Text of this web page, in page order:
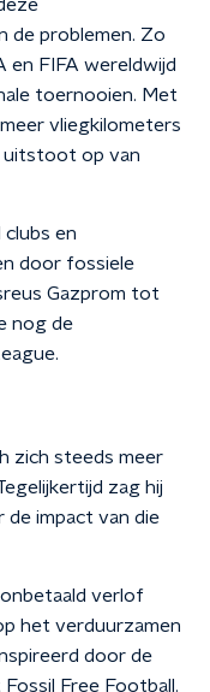
de problemen. Zo
en FIFA wereldwijd
toernooien. Met
vliegkilometers
uitstoot op van
en
door fossiele
Gazprom tot
nog de
zich steeds meer
zag hij
de impact van die
verlof
het verduurzamen
door de
Free Football.